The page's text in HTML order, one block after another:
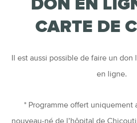
DON EN
CARTE DE
Il est aussi possible de faire un
en ligne.
* Programme offert uniquement